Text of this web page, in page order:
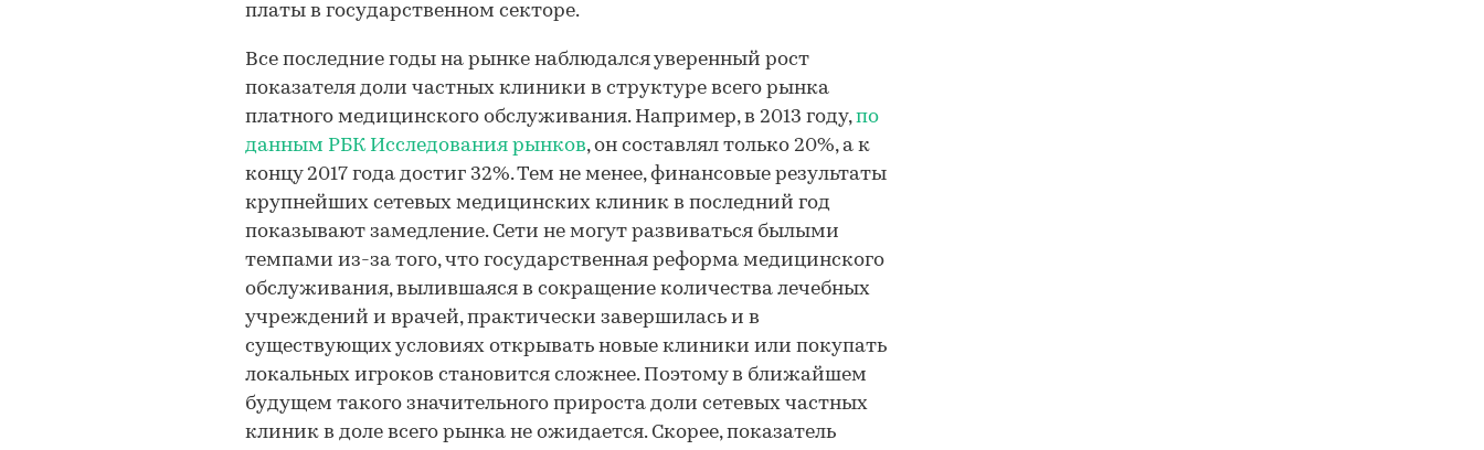
платы в государственном секторе.
Все последние годы на рынке наблюдался уверенный рост
показателя доли частных клиники в структуре всего рынка
платного медицинского обслуживания. Например, в 2013 году,по
данным РБК Исследования рынков, он составлял только 20%, а к
концу 2017 года достиг 32%. Тем не менее, финансовые результаты
крупнейших сетевых медицинских клиник в последний год
показывают замедление. Сети не могут развиваться былыми
темпами из-за того, что государственная реформа медицинского
обслуживания, вылившаяся в сокращение количества лечебных
учреждений и врачей, практически завершилась и в
существующих условиях открывать новые клиники или покупать
локальных игроков становится сложнее. Поэтому в ближайшем
будущем такого значительного прироста доли сетевых частных
клиник в доле всего рынка не ожидается. Скорее, показатель